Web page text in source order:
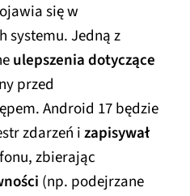
się w
systemu. Jedną z
ulepszenia dotyczące
przed
Android 17 będzie
zdarzeń izapisywał
zbierając
(np. podejrzane